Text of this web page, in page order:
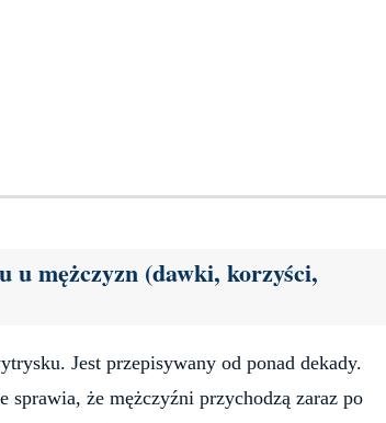
u mężczyzn (dawki, korzyści,
Jest przepisywany od ponad dekady.
że ​​mężczyźni przychodzą zaraz po